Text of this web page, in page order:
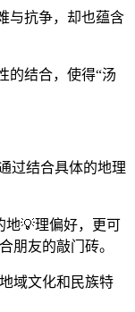
与抗争，却也蕴含
的结合，使得“汤
过结合具体的地理
地💡理偏好，更可
朋友的敲门砖。
域文化和民族特